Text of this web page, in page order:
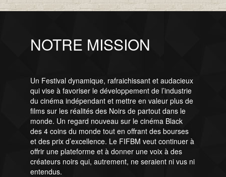
NOTRE MISSION
Un Festival dynamique, rafraichissant et audacieux
qui vise à favoriser le développement de l’industrie
du cinéma indépendant et mettre en valeur plus de
films sur les réalités des Noirs de partout dans le
monde. Un regard nouveau sur le cinéma Black
des 4 coins du monde tout en offrant des bourses
et des prix d’excellence. Le FIFBM veut continuer à
offrir une plateforme et à donner une voix à des
créateurs noirs qui, autrement, ne seraient ni vus ni
entendus.